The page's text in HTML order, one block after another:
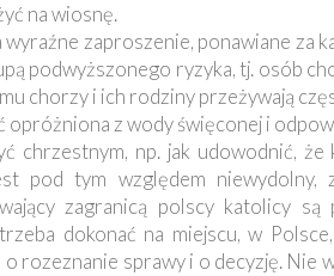
na wiosnę.
zaproszenie, ponawiane za
podwyższonego ryzyka, tj. osób
chorzy i ich rodziny przeżywają
opróżniona z wody święconej i
chrzestnym, np. jak udowodnić,
pod tym względem niewydolny,
zagranicą polscy katolicy
dokonać na miejscu, w
rozeznanie sprawy i o decyzję. Nie